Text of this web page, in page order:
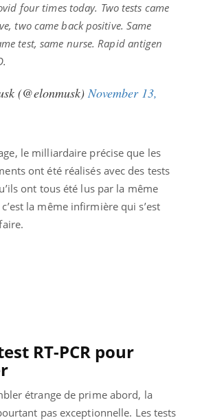
four times today. Two tests came
two came back positive. Same
test, same nurse. Rapid antigen
(@elonmusk) November 13,
le milliardaire précise que les
ont été réalisés avec des tests
ont tous été lus par la même
la même infirmière qui s’est
RT-PCR pour
étrange de prime abord, la
pas exceptionnelle. Les tests